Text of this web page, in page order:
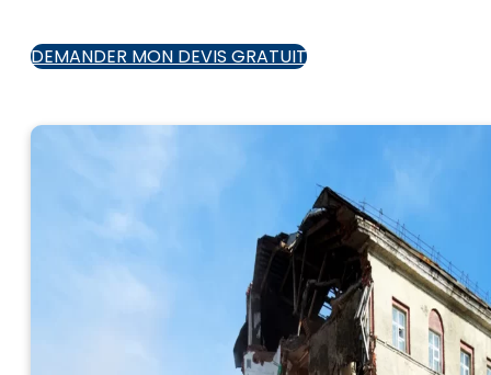
DEMANDER MON DEVIS GRATUIT